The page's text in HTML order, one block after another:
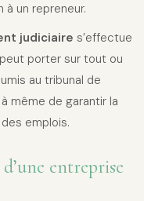
un repreneur.
judiciaire s’effectue
porter sur tout ou
au tribunal de
même de garantir la
emplois.
entreprise